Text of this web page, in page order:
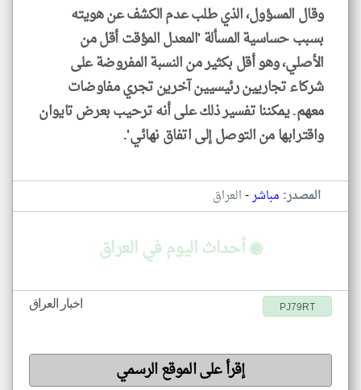
وقال المسؤول، الذي طلب عدم الكشف عن هويته
بسبب حساسية المسألة 'المعدل المؤقت أقل من
الأصلي، وهو أقل بكثير من النسبة المفروضة على
شركاء تجاريين رئيسيين آخرين تجري مفاوضات
معهم. يمكننا تفسير ذلك على أنه ترحيب بعرض تايوان
واقترابها من التوصل إلى اتفاق نهائي'.
المصدر: مباشر-العراق
◉ أحداث اليوم في العراق
اخبار العراق PJ79RT
إقرأ على الموقع الرسمي